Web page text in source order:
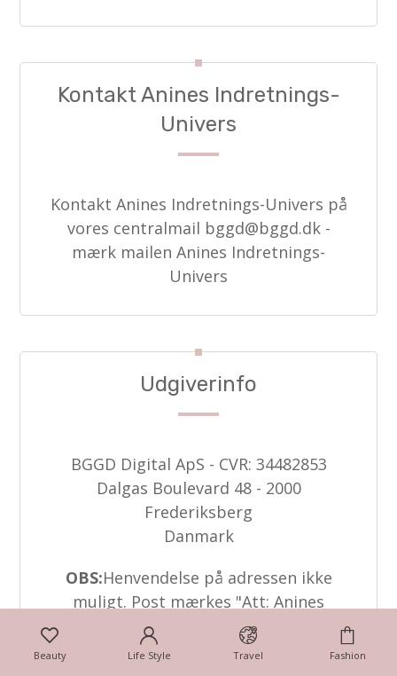
Kontakt Anines Indretnings-
Univers
Kontakt Anines Indretnings-Univers på
vores centralmail bggd@bggd.dk-
mærk mailen Anines Indretnings-
Univers
Udgiverinfo
BGGD Digital ApS - CVR: 34482853
Dalgas Boulevard 48 - 2000
Frederiksberg
Danmark
OBS:Henvendelse på adressen ikke
muligt. Post mærkes "Att: Anines
Indretnings-Univers"
Beauty Life Style Travel Fashion